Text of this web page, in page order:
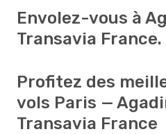
Envolez-vous à
Transavia France.
Profitez des
vols Paris —
Transavia France